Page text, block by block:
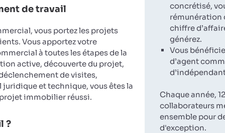
de travail
vous portez les projets
Vous apportez votre
à toutes les étapes de la
active, découverte du projet,
de visites,
et technique, vous êtes la
immobilier réussi.
?
concrétisé,
rémunération
chiffre
générez.
Vous
d’agent
Chaque année,
collaborateurs
ensemble pour
d'exception.